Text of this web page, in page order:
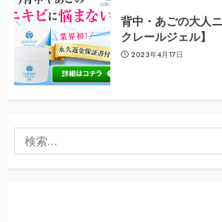
背中・あごの大人
クレールジェル】
2023年4月17日
索: